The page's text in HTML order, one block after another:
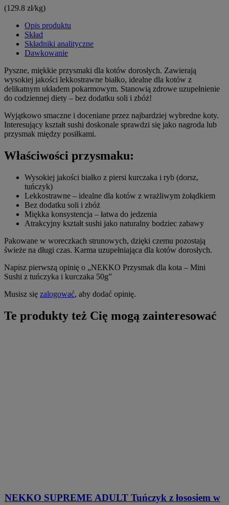
(129.8 zł/kg)
Opis produktu
Skład
Składniki analityczne
Dawkowanie
Pyszne, miękkie przysmaki dla kotów dorosłych. Zawierają
wysokiej jakości lekkostrawne białko, idealne dla kotów z
delikatnym układem pokarmowym. Stanowią zdrowe uzupełnienie
do codziennej diety – bez dodatku soli i zbóż!
Wyjątkowo smaczne i doceniane przez najbardziej wybredne koty.
Interesujący kształt sushi doskonale sprawdzi się jako nagroda lub
przysmak między posiłkami.
Właściwości przysmaku:
Wysokiej jakości białko z piersi kurczaka i ryb (dorsz,
tuńczyk)
Lekkostrawne – idealne dla kotów z wrażliwym żołądkiem
Bez dodatku soli i zbóż
Miękka konsystencja – łatwa do jedzenia
Atrakcyjny kształt sushi jako naturalny bodziec zabawy
Pakowane w woreczkach strunowych, dzięki czemu pozostają
świeże na długi czas. Karma uzupełniająca dla kotów dorosłych.
Napisz pierwszą opinię o „NEKKO Przysmak dla kota – Mini
Sushi z tuńczyka i kurczaka 50g”
Musisz się zalogować, aby dodać opinię.
Te produkty też Cię mogą zainteresować
NEKKO SUPREME ADULT Tuńczyk z łososiem w